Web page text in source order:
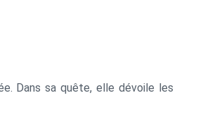
Dans sa quête, elle dévoile les